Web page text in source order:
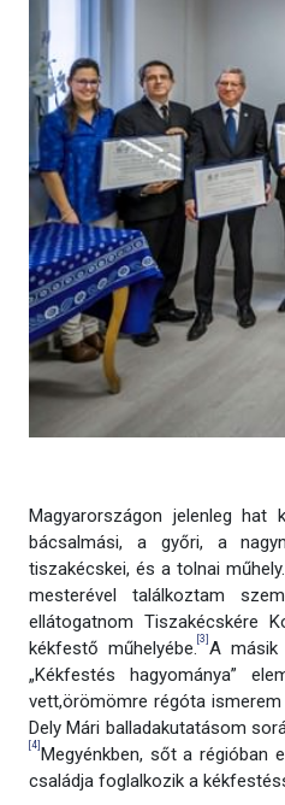
Magyarországon jelenleg hat
bácsalmási, a győri, a
tiszakécskei, és a tolnai
mesterével találkoztam
ellátogatnom Tiszakécskére
kékfestő műhelyébe. [3] A másik
„Kékfestés hagyománya”
vett,örömömre régóta
Dely Mári balladakutatásom
[4] Megyénkben, sőt a régióban
családja foglalkozik a